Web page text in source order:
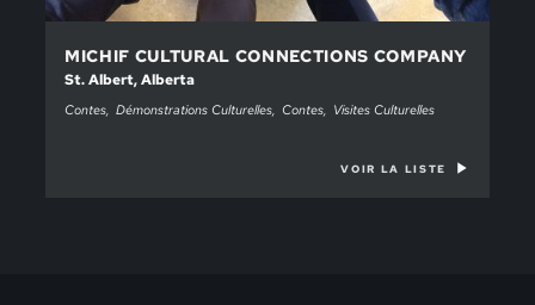
MICHIF CULTURAL CONNECTIONS COMPANY
St. Albert, Alberta
Contes Démonstrations Culturelles Contes Visites Culturelles
VOIR LA LISTE